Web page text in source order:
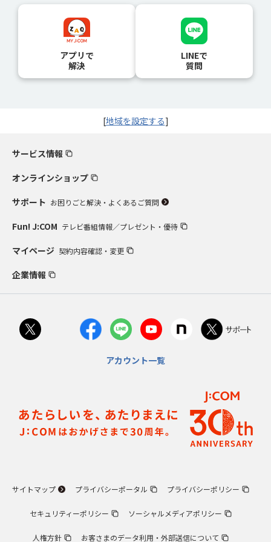
アプリで
解決
LINEで
質問
[地域を設定する]
サービス情報
オンラインショップ
サポート お困りごと解決・よくあるご質問
Fun! J:COM テレビ番組情報／プレゼント・優待
マイページ 契約内容確認・変更
企業情報
アカウント一覧
サイトマップ プライバシーポータル プライバシーポリシー
セキュリティーポリシー ソーシャルメディアポリシー
人権方針 お客さまのデータ利用・外部送信について